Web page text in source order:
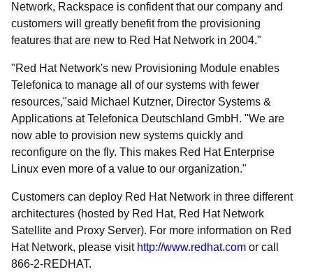
Network, Rackspace is confident that our company and
customers will greatly benefit from the provisioning
features that are new to Red Hat Network in 2004."
"Red Hat Network's new Provisioning Module enables
Telefonica to manage all of our systems with fewer
resources,"said Michael Kutzner, Director Systems &
Applications at Telefonica Deutschland GmbH. "We are
now able to provision new systems quickly and
reconfigure on the fly. This makes Red Hat Enterprise
Linux even more of a value to our organization."
Customers can deploy Red Hat Network in three different
architectures (hosted by Red Hat, Red Hat Network
Satellite and Proxy Server). For more information on Red
Hat Network, please visit http://www.redhat.com or call
866-2-REDHAT.